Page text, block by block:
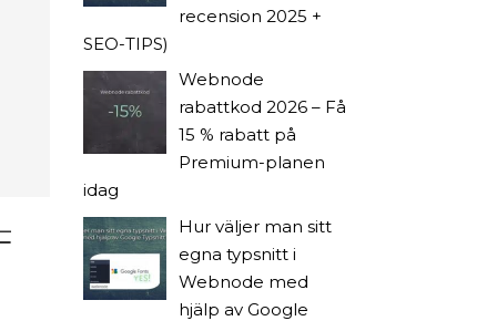
recension 2025 +
SEO-TIPS)
Webnode
rabattkod 2026 – Få
15 % rabatt på
Premium-planen
idag
Hur väljer man sitt
egna typsnitt i
Webnode med
hjälp av Google